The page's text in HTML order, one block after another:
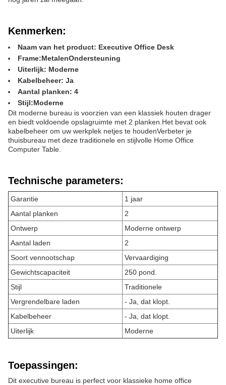
Kenmerken:
Naam van het product: Executive Office Desk
Frame:MetalenOndersteuning
Uiterlijk: Moderne
Kabelbeheer: Ja
Aantal planken: 4
Stijl:Moderne
Dit moderne bureau is voorzien van een klassiek houten drager
en biedt voldoende opslagruimte met 2 planken.Het bevat ook
kabelbeheer om uw werkplek netjes te houdenVerbeter je
thuisbureau met deze traditionele en stijlvolle Home Office
Computer Table.
Technische parameters:
Garantie
1 jaar
Aantal planken
2
Ontwerp
Moderne ontwerp
Aantal laden
2
Soort vennootschap
Vervaardiging
Gewichtscapaciteit
250 pond.
Stijl
Traditionele
Vergrendelbare laden
- Ja, dat klopt.
Kabelbeheer
- Ja, dat klopt.
Uiterlijk
Moderne
Toepassingen:
Dit executive bureau is perfect voor klassieke home office